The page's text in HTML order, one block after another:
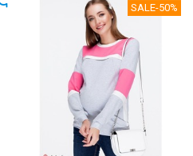
SALE-50%